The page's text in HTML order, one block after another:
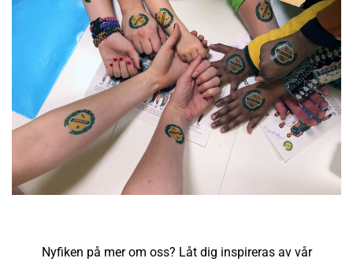
Nyfiken på mer om oss? Låt dig inspireras av vår